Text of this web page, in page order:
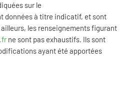
sur le
données à titre indicatif, et sont
ailleurs, les renseignements figurant
ne sont pas exhaustifs. Ils sont
ayant été apportées